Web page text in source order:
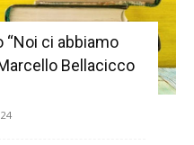
ci abbiamo
Bellacicco